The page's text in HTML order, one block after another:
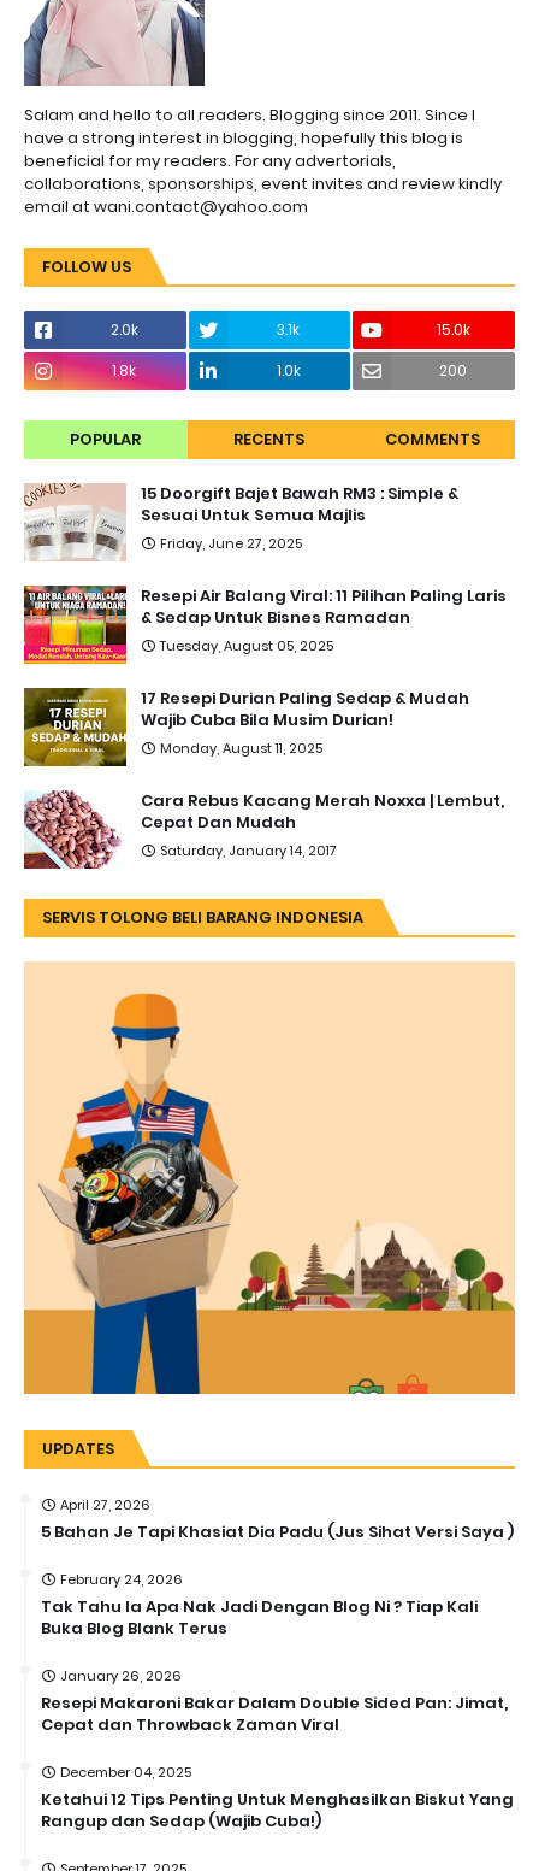
Salam and hello to all readers. Blogging since 2011. Since I
have a strong interest in blogging, hopefully this blog is
beneficial for my readers. For any advertorials,
collaborations, sponsorships, event invites and review kindly
email at wani.contact@yahoo.com
FOLLOW US
2.0k 3.1k
15.0k
1.8k
1.0k 200
POPULAR RECENTS COMMENTS
15 Doorgift Bajet Bawah RM3 : Simple &
Sesuai Untuk Semua Majlis
Friday, June 27, 2025
Resepi Air Balang Viral: 11 Pilihan Paling Laris
& Sedap Untuk Bisnes Ramadan
Tuesday, August 05, 2025
17 Resepi Durian Paling Sedap & Mudah
Wajib Cuba Bila Musim Durian!
Monday, August 11, 2025
Cara Rebus Kacang Merah Noxxa | Lembut,
Cepat Dan Mudah
Saturday, January 14, 2017
SERVIS TOLONG BELI BARANG INDONESIA
UPDATES
April 27, 2026
5 Bahan Je Tapi Khasiat Dia Padu (Jus Sihat Versi Saya )
February 24, 2026
Tak Tahu la Apa Nak Jadi Dengan Blog Ni ? Tiap Kali
Buka Blog Blank Terus
January 26, 2026
Resepi Makaroni Bakar Dalam Double Sided Pan: Jimat,
Cepat dan Throwback Zaman Viral
December 04, 2025
Ketahui 12 Tips Penting Untuk Menghasilkan Biskut Yang
Rangup dan Sedap (Wajib Cuba!)